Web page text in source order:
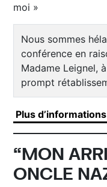
moi »
Nous sommes
conférence en
Madame Leignel,
prompt
Plus
“MON
ONCLE